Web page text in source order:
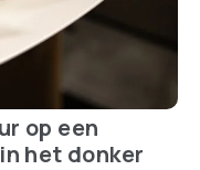
op een
het donker